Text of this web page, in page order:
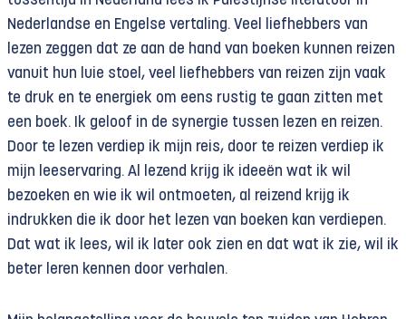
Nederlandse en Engelse vertaling. Veel liefhebbers van
lezen zeggen dat ze aan de hand van boeken kunnen reizen
vanuit hun luie stoel, veel liefhebbers van reizen zijn vaak
te druk en te energiek om eens rustig te gaan zitten met
een boek. Ik geloof in de synergie tussen lezen en reizen.
Door te lezen verdiep ik mijn reis, door te reizen verdiep ik
mijn leeservaring. Al lezend krijg ik ideeën wat ik wil
bezoeken en wie ik wil ontmoeten, al reizend krijg ik
indrukken die ik door het lezen van boeken kan verdiepen.
Dat wat ik lees, wil ik later ook zien en dat wat ik zie, wil ik
beter leren kennen door verhalen.